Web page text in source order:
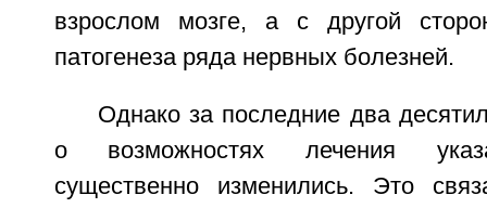
взрослом мозге, а с другой
патогенеза ряда нервных болезней.
Однако за последние два
о возможностях лечения
существенно изменились. Это